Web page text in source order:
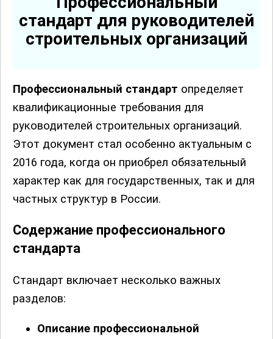
стандарт для руководителей
строительных организаций
Профессиональный стандарт определяет
квалификационные требования для
руководителей строительных организаций.
Этот документ стал особенно актуальным с
2016 года, когда он приобрел обязательный
характер как для государственных, так и для
частных структур в России.
Содержание профессионального
стандарта
Стандарт включает несколько важных
разделов:
Описание профессиональной